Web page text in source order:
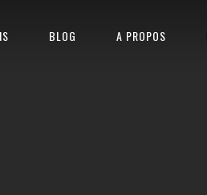
BLOG A PROPOS